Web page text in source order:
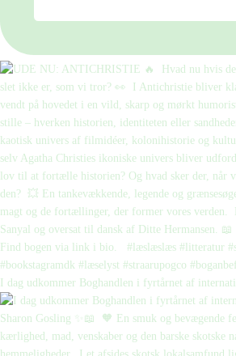
I dag udkommer Boghandlen i fyrtårnet af internati